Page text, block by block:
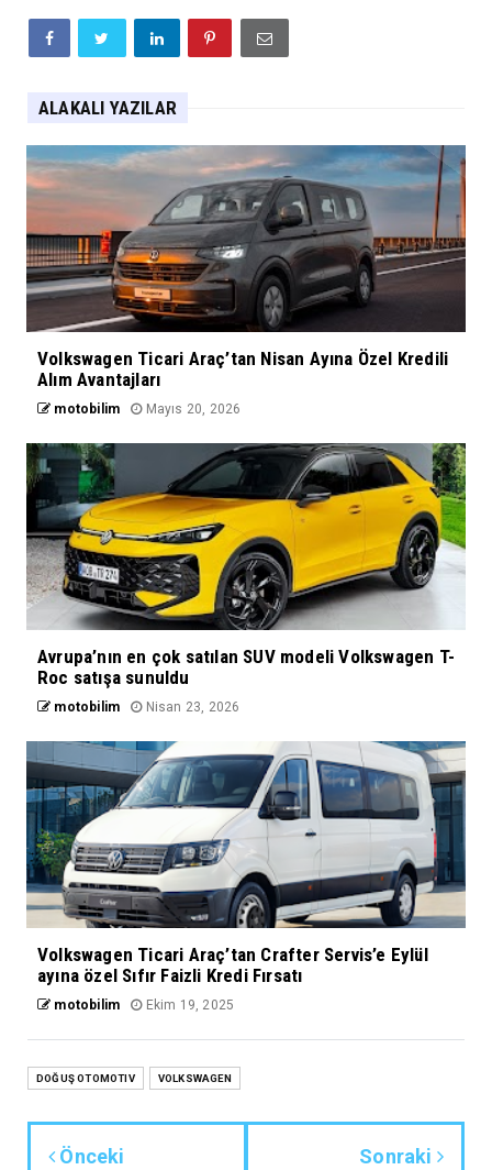
ALAKALI YAZILAR
Volkswagen Ticari Araç’tan Nisan Ayına Özel Kredili
Alım Avantajları
motobilim Mayıs 20, 2026
Avrupa’nın en çok satılan SUV modeli Volkswagen T-
Roc satışa sunuldu
motobilim Nisan 23, 2026
Volkswagen Ticari Araç’tan Crafter Servis’e Eylül
ayına özel Sıfır Faizli Kredi Fırsatı
motobilim Ekim 19, 2025
DOĞUŞ OTOMOTIV VOLKSWAGEN
Önceki Sonraki